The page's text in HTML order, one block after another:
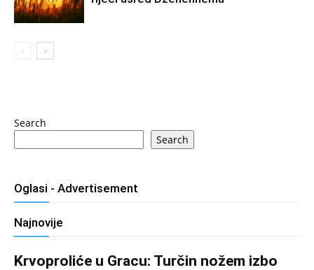
Search
Search
Oglasi - Advertisement
Najnovije
Krvoproliće u Gracu: Turčin nožem izbo